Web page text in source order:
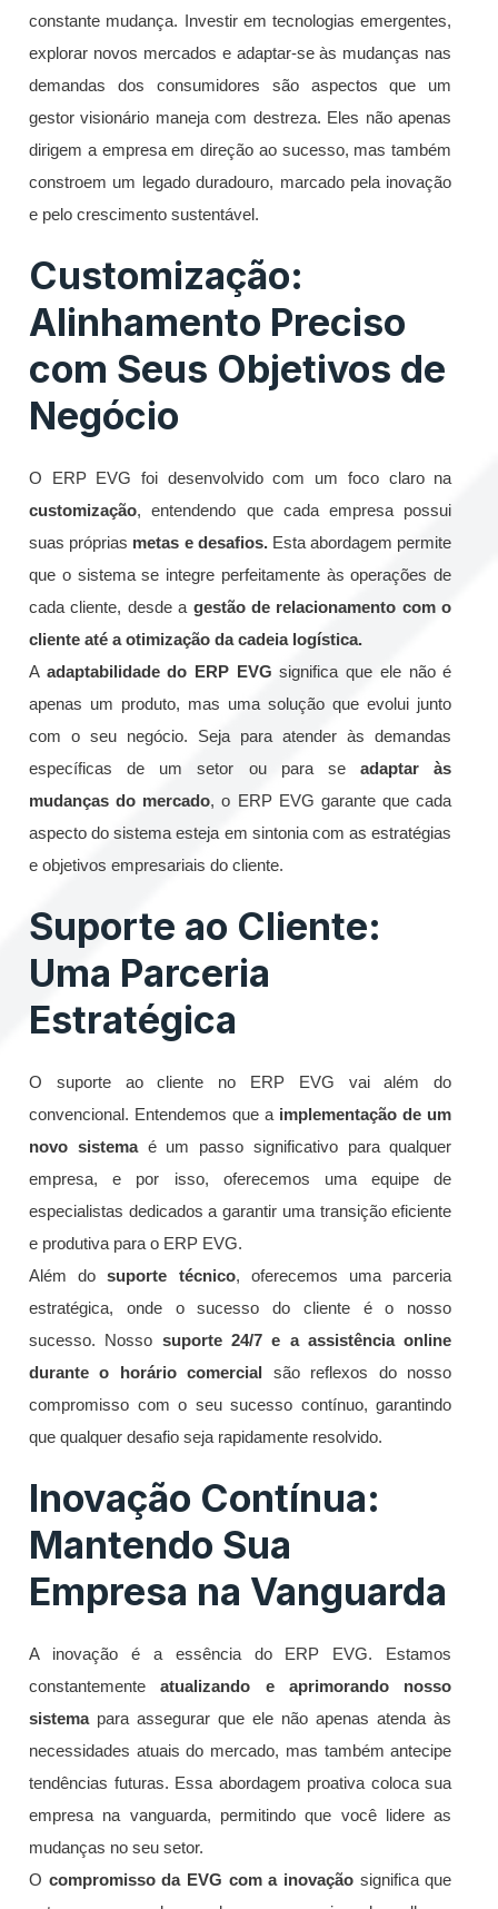
constante mudança. Investir em tecnologias emergentes,
explorar novos mercados e adaptar-se às mudanças nas
demandas dos consumidores são aspectos que um
gestor visionário maneja com destreza. Eles não apenas
dirigem a empresa em direção ao sucesso, mas também
constroem um legado duradouro, marcado pela inovação
e pelo crescimento sustentável.
Customização:
Alinhamento Preciso
com Seus Objetivos de
Negócio
O ERP EVG foi desenvolvido com um foco claro na
customização, entendendo que cada empresa possui
suas próprias metas e desafios.Esta abordagem permite
que o sistema se integre perfeitamente às operações de
cada cliente, desde a gestão de relacionamento com o
cliente até a otimização da cadeia logística.
A adaptabilidade do ERP EVG significa que ele não é
apenas um produto, mas uma solução que evolui junto
com o seu negócio. Seja para atender às demandas
específicas de um setor ou para seadaptar às
mudanças do mercado, o ERP EVG garante que cada
aspecto do sistema esteja em sintonia com as estratégias
e objetivos empresariais do cliente.
Suporte ao Cliente:
Uma Parceria
Estratégica
O suporte ao cliente no ERP EVG vai além do
convencional. Entendemos que a implementação de um
novo sistemaé um passo significativo para qualquer
empresa, e por isso, oferecemos uma equipe de
especialistas dedicados a garantir uma transição eficiente
e produtiva para o ERP EVG.
Além dosuporte técnico, oferecemos uma parceria
estratégica, onde o sucesso do cliente é o nosso
sucesso. Nosso suporte 24/7 e a assistência online
durante o horário comercial são reflexos do nosso
compromisso com o seu sucesso contínuo, garantindo
que qualquer desafio seja rapidamente resolvido.
Inovação Contínua:
Mantendo Sua
Empresa na Vanguarda
A inovação é a essência do ERP EVG. Estamos
constantementeatualizando e aprimorando nosso
sistemapara assegurar que ele não apenas atenda às
necessidades atuais do mercado, mas também antecipe
tendências futuras. Essa abordagem proativa coloca sua
empresa na vanguarda, permitindo que você lidere as
mudanças no seu setor.
O compromisso da EVG com a inovaçãosignifica que